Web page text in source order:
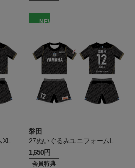
XL
NEW
磐田
27ぬいぐるみユニフォームL
1,650円
会員特典